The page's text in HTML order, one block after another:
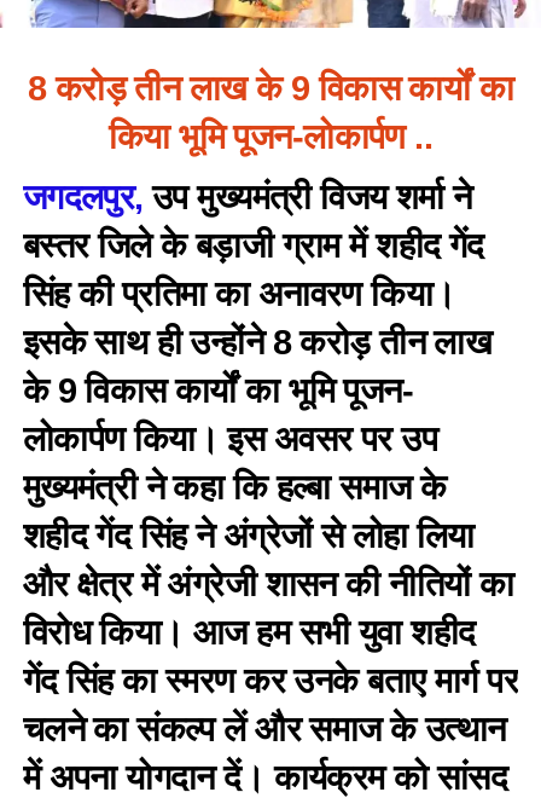
8 करोड़ तीन लाख के 9 विकास कार्यों का
किया भूमि पूजन-लोकार्पण ..
जगदलपुर, उप मुख्यमंत्री विजय शर्मा ने
बस्तर जिले के बड़ाजी ग्राम में शहीद गेंद
सिंह की प्रतिमा का अनावरण किया।
इसके साथ ही उन्होंने 8 करोड़ तीन लाख
के 9 विकास कार्यों का भूमि पूजन-
लोकार्पण किया। इस अवसर पर उप
मुख्यमंत्री ने कहा कि हल्बा समाज के
शहीद गेंद सिंह ने अंग्रेजों से लोहा लिया
और क्षेत्र में अंग्रेजी शासन की नीतियों का
विरोध किया। आज हम सभी युवा शहीद
गेंद सिंह का स्मरण कर उनके बताए मार्ग पर
चलने का संकल्प लें और समाज के उत्थान
में अपना योगदान दें। कार्यक्रम को सांसद